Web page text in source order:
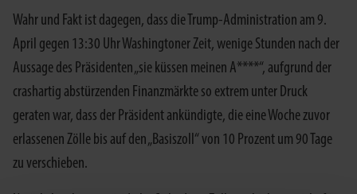
Wahr und Fakt ist dagegen, dass die Trump-Administration am 9.
April gegen 13:30 Uhr Washingtoner Zeit, wenige Stunden nach der
Aussage des Präsidenten „sie küssen meinen A****“, aufgrund der
crashartig abstürzenden Finanzmärkte so extrem unter Druck
geraten war, dass der Präsident ankündigte, die eine Woche zuvor
erlassenen Zölle bis auf den „Basiszoll“ von 10 Prozent um 90 Tage
zu verschieben.